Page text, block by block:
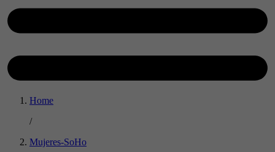
Home
/
Mujeres-SoHo